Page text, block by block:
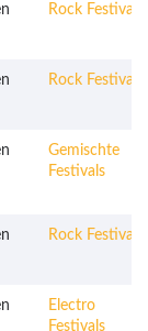
Rock Festivals
Rock Festivals
Gemischte
Festivals
Rock Festivals
Electro
Festivals